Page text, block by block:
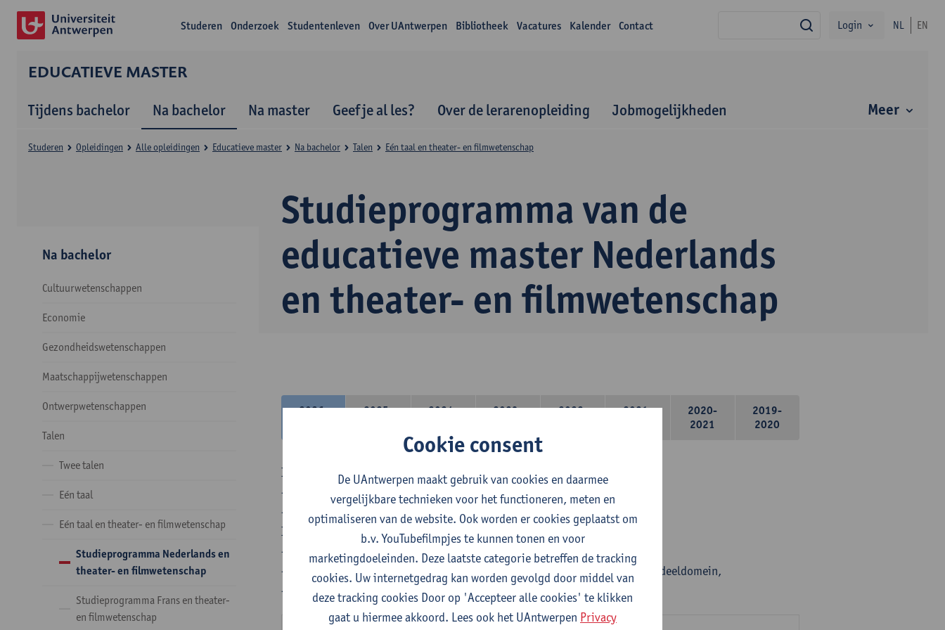
Studeren Onderzoek Studentenleven Over UAntwerpen Bibliotheek Vacatures Kalender Contact zoekLogin NL EN
EDUCATIEVE MASTER
Tijdens bachelor Na bachelor Na master Geef je al les? Over de lerarenopleiding Jobmogelijkheden Meer
Studieprogramma van de
educatieve master Nederlands
en theater- en filmwetenschap
Studeren Opleidingen Alle opleidingen Educatieve master Na bachelor Talen Eén taal en theater- en filmwetenschap
Na bachelor
Cultuurwetenschappen
Economie
Gezondheidswetenschappen
Maatschappijwetenschappen
Ontwerpwetenschappen
Talen
Twee talen
Eén taal
Eén taal en theater- en filmwetenschap
Studieprogramma Nederlands en
theater- en filmwetenschap
Studieprogramma Frans en theater-
en filmwetenschap
2026-
2025-
2024-
2023-
2022-
2021-
2020-
2021
2019-
2020
In de lerarencomponent heb je volgende keuze :
- Optie A : je kiest twee vakdidactieken
- Optie B: je kiest één vakdidactiek en een profilering
In de domeincomponent neem je 60 studiepunten op:
- 1 verplicht algemeen opleidingsonderdeel van 6 studiepunten,
- 24 of 30 studiepunten Nederlands en telkens minimum 6 studiepunten per deeldomein,
- 24 of 30 studiepunten theater- en filmwetenschap.
Cookie consent
De UAntwerpen maakt gebruik van cookies en daarmee
vergelijkbare technieken voor het functioneren, meten en
optimaliseren van de website. Ook worden er cookies geplaatst om
b.v. YouTubefilmpjes te kunnen tonen en voor
marketingdoeleinden. Deze laatste categorie betreffen de tracking
cookies. Uw internetgedrag kan worden gevolgd door middel van
deze tracking cookies Door op 'Accepteer alle cookies' te klikken
gaat u hiermee akkoord. Lees ook het UAntwerpen Privacy